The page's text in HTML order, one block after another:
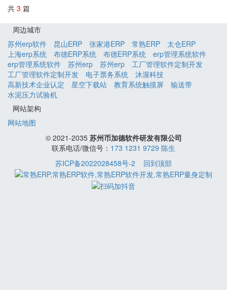
共 3 篇
周边城市
苏州erp软件
昆山ERP 张家港ERP 常熟ERP
太仓ERP
上海erp系统
布德ERP系统 布德ERP系统
erp管理系统软件
erp管理系统软件
苏州erp 苏州erp
工厂管理软件定制开发
工厂管理软件定制开发
电子票务系统
沐渥科技
高新技术企业认定
星空下载站 教育系统触摸屏
输送带
水泥压力试验机
网站架构
网站地图
© 2021-2035 苏州币加德软件研发有限公司
联系电话/微信号： 173 1231 9729 陈生
苏ICP备2022028458号-2
回到顶部